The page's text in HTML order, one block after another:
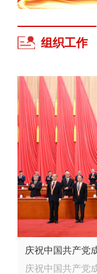
组织工作
庆祝中国共产党
庆祝中国共产党